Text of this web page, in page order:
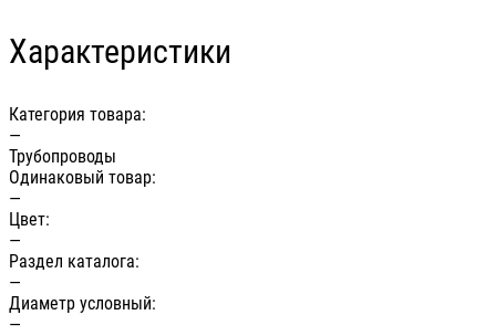
Характеристики
Категория товара:
—
Трубопроводы
Одинаковый товар:
—
Цвет:
—
Раздел каталога:
—
Диаметр условный:
—